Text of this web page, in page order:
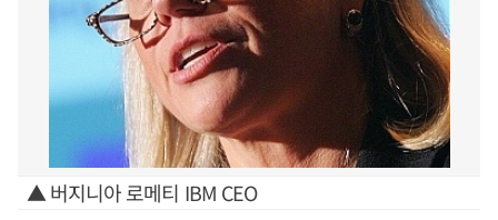
▲ 버지니아 로메티 IBM CEO